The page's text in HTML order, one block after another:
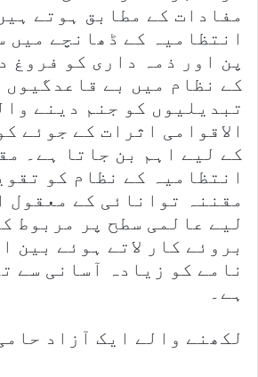
مفادات کے مطابق ہوتے
انتظامیہ کے ڈھانچے میں
پن اور ذمہ داری کو فروغ
کے نظام میں بے قاعدگیوں
تبدیلیوں کو جنم دینے
الاقوامی اثرات کے جوئے
کے لیے اہم بن جاتا ہے۔
انتظامیہ کے نظام کو
مقننہ توانائی کے معقول
لیے عالمی سطح پر مربوط
بروئے کار لاتے ہوئے بین
نامے کو زیادہ آسانی سے
ہے۔
لکھنے والے ایک آزاد